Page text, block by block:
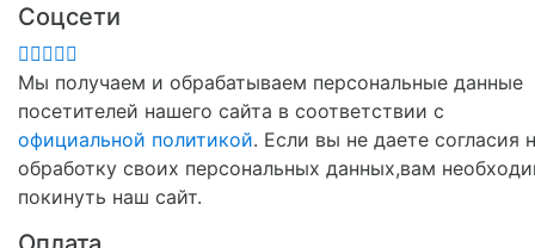
Соцсети
Мы получаем и обрабатываем персональные данные
посетителей нашего сайта в соответствии с
официальной политикой. Если вы не даете согласия
обработку своих персональных данных,вам
покинуть наш сайт.